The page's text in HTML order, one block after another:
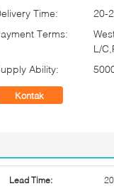
Time:
20-
Terms:
L/
Ability:
Kontak
Lead Time: